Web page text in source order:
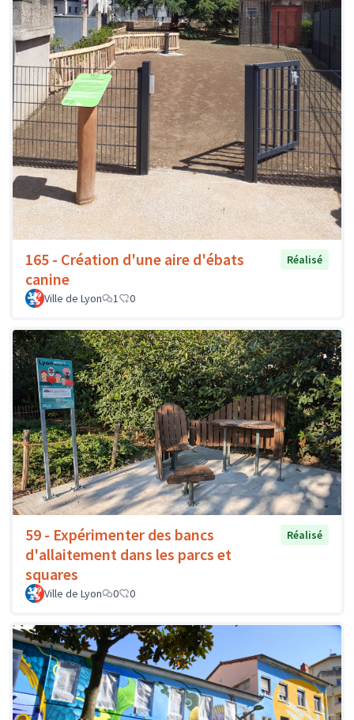
165 - Création d'une aire d'ébats
canine
Réalisé
Ville de Lyon 1 0
59 - Expérimenter des bancs
d'allaitement dans les parcs et
squares
Réalisé
Ville de Lyon 0 0